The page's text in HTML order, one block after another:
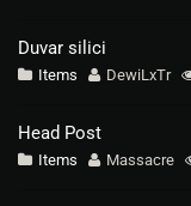
Duvar silici
Items DewiLxTr
Head Post
Items Massacre